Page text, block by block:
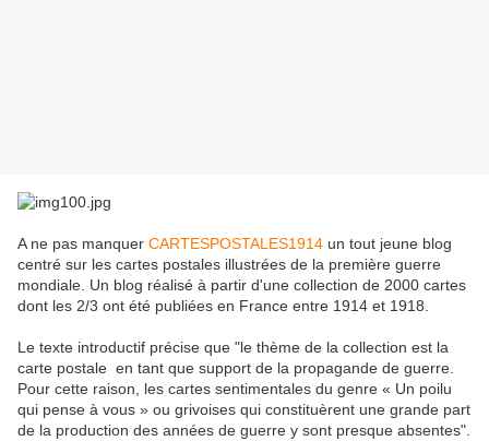
A ne pas manquer CARTESPOSTALES1914 un tout jeune blog
centré sur les cartes postales illustrées de la première guerre
mondiale. Un blog réalisé à partir d'une collection de 2000 cartes
dont les 2/3 ont été publiées en France entre 1914 et 1918.
Le texte introductif précise que "le thème de la collection est la
carte postale en tant que support de la propagande de guerre.
Pour cette raison, les cartes sentimentales du genre « Un poilu
qui pense à vous » ou grivoises qui constituèrent une grande part
de la production des années de guerre y sont presque absentes".